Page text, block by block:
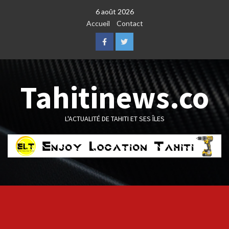
6 août 2026
Accueil
Contact
FacebookTwitter
Tahitinews.co
L'ACTUALITÉ DE TAHITI ET SES ÎLES